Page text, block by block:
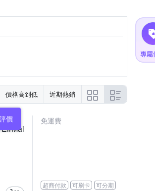
價格高到低 近期熱銷
價 免運費
超商付款 可刷卡
可分期